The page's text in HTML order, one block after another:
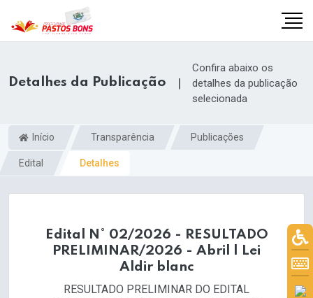
Detalhes da Publicação |
Confira abaixo os
detalhes da publicação
selecionada
Início Transparência Publicações
Edital Detalhes
Edital N° 02/2026 - RESULTADO
PRELIMINAR/2026 - Abril | Lei
Aldir blanc
RESULTADO PRELIMINAR DO EDITAL